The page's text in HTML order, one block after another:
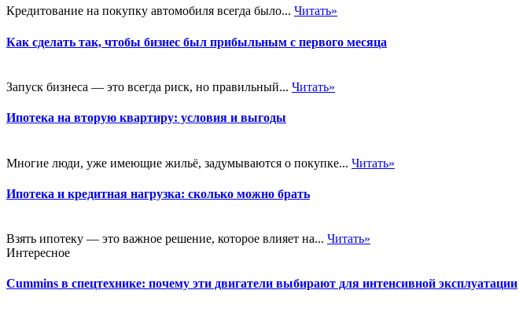
Кредитование на покупку автомобиля всегда было... Читать»
Как сделать так, чтобы бизнес был прибыльным с первого месяца
Запуск бизнеса — это всегда риск, но правильный... Читать»
Ипотека на вторую квартиру: условия и выгоды
Многие люди, уже имеющие жильё, задумываются о покупке... Читать»
Ипотека и кредитная нагрузка: сколько можно брать
Взять ипотеку — это важное решение, которое влияет на... Читать»
Интересное
Cummins в спецтехнике: почему эти двигатели выбирают для интенсивной эксплуатации